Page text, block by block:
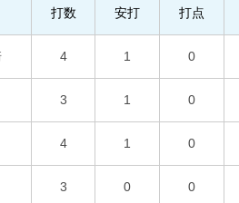
打数 安打 打点
4 1 0
3 1 0
4 1 0
3 0 0